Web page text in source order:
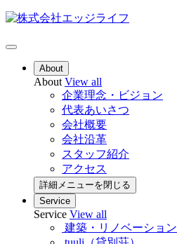
About
About View all
企業理念・ビジョン
代表あいさつ
会社概要
会社沿革
スタッフ紹介
アクセス
詳細メニューを閉じる
Service
Service View all
建築・リノベーション